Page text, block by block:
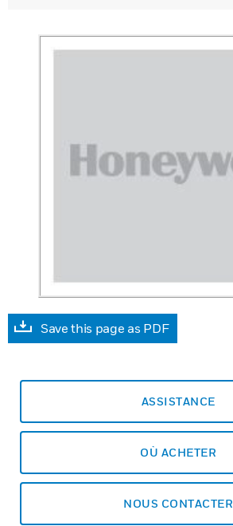
Save this page as PDF
ASSISTANCE
OÙ ACHETER
NOUS CONTACTER